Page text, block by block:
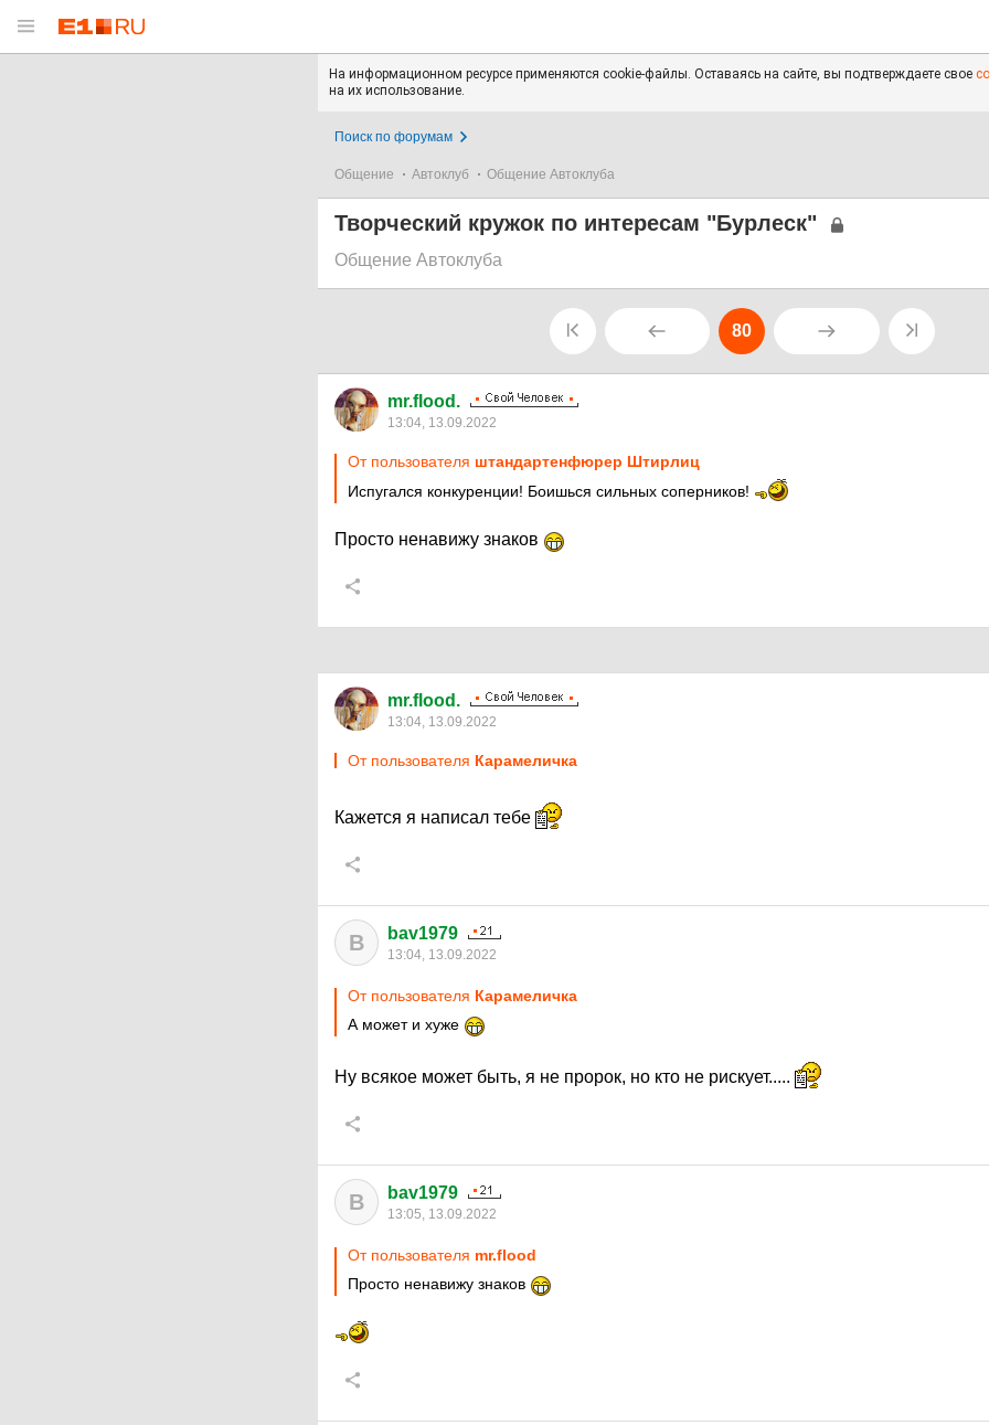
На информационном ресурсе применяются cookie-файлы. Оставаясь на сайте, вы подтверждаете свое
на их использование.
Поиск по форумам
Общение Автоклуб Общение Автоклуба
Творческий кружок по интересам "Бурлеск"
Общение Автоклуба
80
mr.flood.
13:04, 13.09.2022
От пользователя штандартенфюрер Штирлиц
Испугался конкуренции! Боишься сильных соперников!
Просто ненавижу знаков
mr.flood.
13:04, 13.09.2022
От пользователя Кaрaмeличкa
Кажется я написал тебе
B bav1979
13:04, 13.09.2022
От пользователя Кaрaмeличкa
А может и хуже
Ну всякое может быть, я не пророк, но кто не рискует.....
B bav1979
13:05, 13.09.2022
От пользователя mr.flood
Просто ненавижу знаков